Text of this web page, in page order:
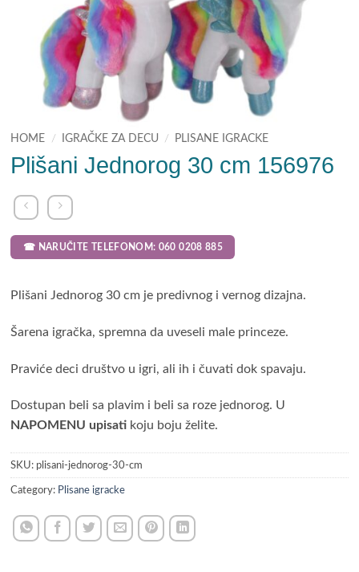
HOME / IGRAČKE ZA DECU / PLISANE IGRACKE
Plišani Jednorog 30 cm 156976
☎ NARUČITE TELEFONOM: 060 0208 885
Plišani Jednorog 30 cm je predivnog i vernog dizajna.
Šarena igračka, spremna da uveseli male princeze.
Praviće deci društvo u igri, ali ih i čuvati dok spavaju.
Dostupan beli sa plavim i beli sa roze jednorog. U
NAPOMENU upisati koju boju želite.
SKU: plisani-jednorog-30-cm
Category: Plisane igracke